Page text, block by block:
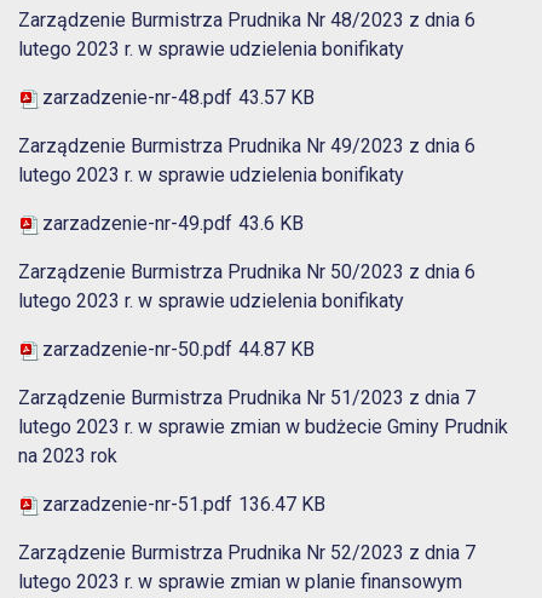
Zarządzenie Burmistrza Prudnika Nr 48/2023 z dnia 6
lutego 2023 r. w sprawie udzielenia bonifikaty
zarzadzenie-nr-48.pdf 43.57 KB
Zarządzenie Burmistrza Prudnika Nr 49/2023 z dnia 6
lutego 2023 r. w sprawie udzielenia bonifikaty
zarzadzenie-nr-49.pdf 43.6 KB
Zarządzenie Burmistrza Prudnika Nr 50/2023 z dnia 6
lutego 2023 r. w sprawie udzielenia bonifikaty
zarzadzenie-nr-50.pdf 44.87 KB
Zarządzenie Burmistrza Prudnika Nr 51/2023 z dnia 7
lutego 2023 r. w sprawie zmian w budżecie Gminy Prudnik
na 2023 rok
zarzadzenie-nr-51.pdf 136.47 KB
Zarządzenie Burmistrza Prudnika Nr 52/2023 z dnia 7
lutego 2023 r. w sprawie zmian w planie finansowym